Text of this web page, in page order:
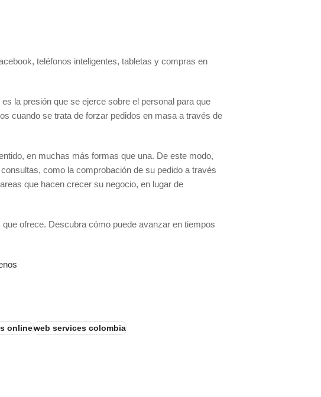
teléfonos inteligentes, tabletas y compras en
la presión que se ejerce sobre el personal para que
cuando se trata de forzar pedidos en masa a través de
en muchas más formas que una. De este modo,
como la comprobación de su pedido a través
que hacen crecer su negocio, en lugar de
ofrece. Descubra cómo puede avanzar en tiempos
onlineweb services colombia